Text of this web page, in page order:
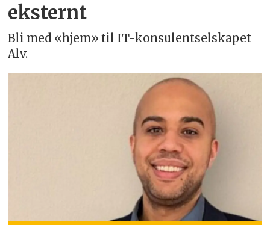
eksternt
Bli med «hjem» til IT-konsulentselskapet
Alv.